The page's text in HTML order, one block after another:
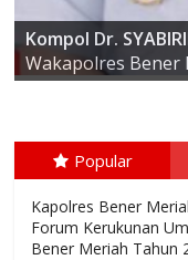
AKBP ARIS CAI DWI
Kapolres Bener
Kompol Dr.
Wakapolres Bener
Popular
Kapolres Bener
Forum Kerukunan
Bener Meriah Tahun